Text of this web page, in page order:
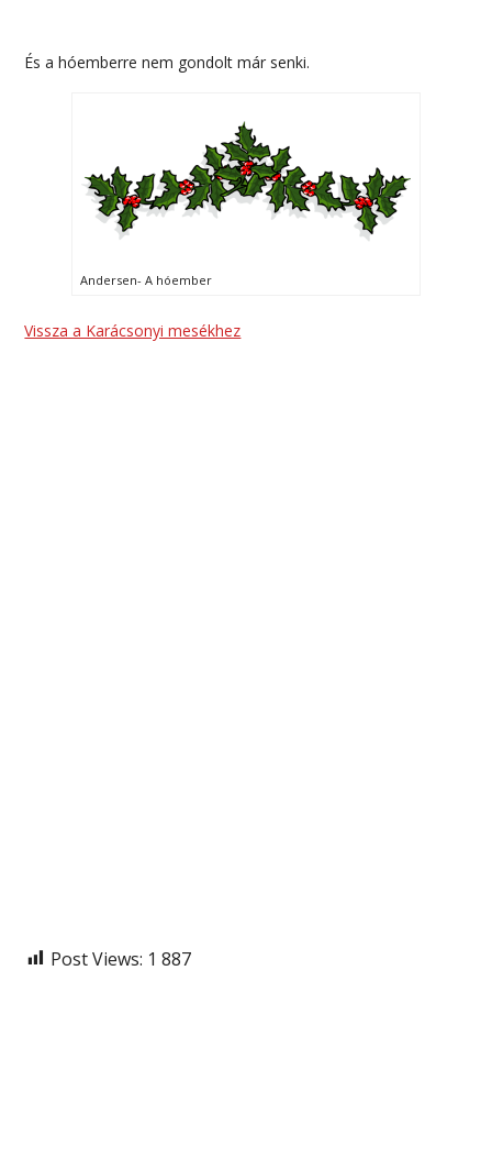
És a hóemberre nem gondolt már senki.
Andersen- A hóember
Vissza a Karácsonyi mesékhez
Post Views: 1 887